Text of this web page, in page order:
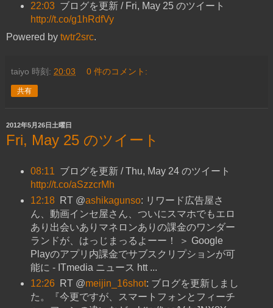
22:03 ブログを更新 / Fri, May 25 のツイート
http://t.co/g1hRdfVy
Powered by twtr2src.
taiyo 時刻: 20:03 0 件のコメント:
共有
2012年5月26日土曜日
Fri, May 25 のツイート
08:11 ブログを更新 / Thu, May 24 のツイート
http://t.co/aSzzcrMh
12:18
RT @ashikagunso: リワード広告屋さ
ん、動画インセ屋さん、ついにスマホでもエロ
あり出会いありマネロンありの課金のワンダー
ランドが、はっじまっるよーー！ ＞ Google
Playのアプリ内課金でサブスクリプションが可
能に - ITmedia ニュース htt ...
12:26
RT @meijin_16shot: ブログを更新しまし
た。『今更ですが、スマートフォンとフィーチ